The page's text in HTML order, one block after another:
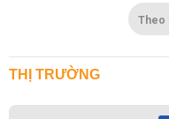
Theo
THỊ TRƯỜNG